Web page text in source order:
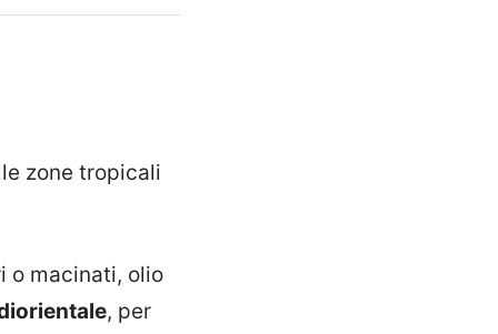
zone tropicali
o macinati, olio
, per